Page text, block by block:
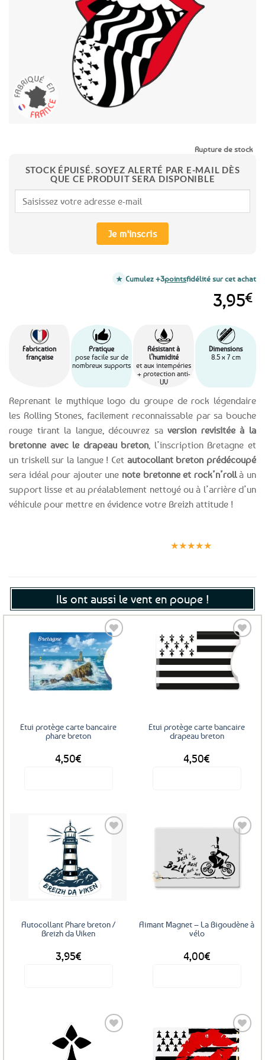
Reprenant le mythique logo du groupe de rock légendaire
les Rolling Stones, facilement reconnaissable par sa bouche
rouge tirant la langue, découvrez saversion revisitée à la
bretonne avec le drapeau breton, l’inscription Bretagne et
un triskell sur la langue ! Cet autocollant breton prédécoupé
sera idéal pour ajouter une note bretonne et rock’n’rollà un
support lisse et au préalablement nettoyé ou à l’arrière d’un
véhicule pour mettre en évidence votre Breizh attitude !
Fabrication
française
Pratique
pose facile sur de
nombreux supports
Résistant à
l’humidité
et aux intempéries
+ protection anti-
UV
Dimensions
8.5 x 7 cm
3,95€
Rupture de stock
STOCK ÉPUISÉ. SOYEZ ALERTÉ PAR E-MAIL DÈS
QUE CE PRODUIT SERA DISPONIBLE
Je m'inscris
Cumulez +3pointsfidélité sur cet achat
★★★★★
Ils ont aussi le vent en poupe !
Ajouter
aux
favoris
Etui protège carte bancaire
phare breton
4,50€
Ajouter
aux
favoris
Etui protège carte bancaire
drapeau breton
4,50€
Autocollant Phare breton /
Breizh da Viken
3,95€
Ajouter
aux
favoris
Aimant Magnet – La Bigoudène à
vélo
4,00€